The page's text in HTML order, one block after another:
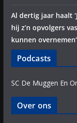
Al dertig jaar haalt
hij z’n opvolgers
kunnen
Podcasts
SC De Muggen En
Over ons